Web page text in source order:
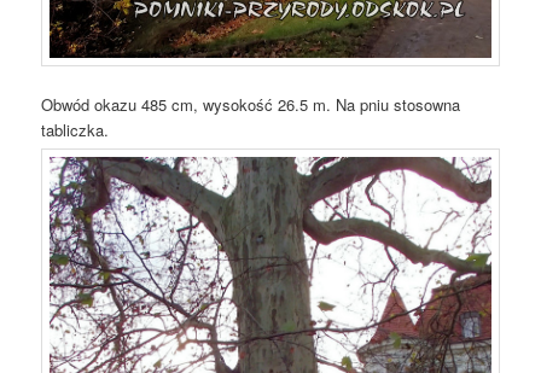
Obwód okazu 485 cm, wysokość 26.5 m. Na pniu stosowna
tabliczka.